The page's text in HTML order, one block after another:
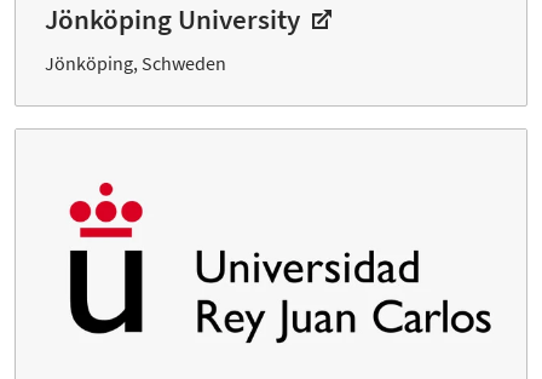
Jönköping University
Jönköping, Schweden